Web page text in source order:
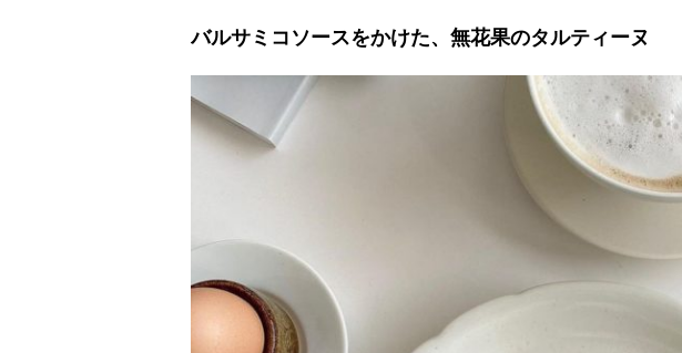
バルサミコソースをかけた、無花果のタルティーヌ